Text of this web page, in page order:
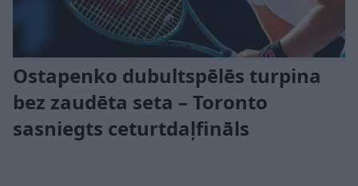
Ostapenko dubultspēlēs turpina
bez zaudēta seta – Toronto
sasniegts ceturtdaļfināls